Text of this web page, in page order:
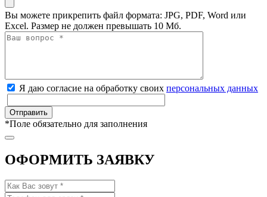
Вы можете прикрепить файл формата: JPG, PDF, Word или
Excel. Размер не должен превышать 10 Мб.
Я даю согласие на обработку своих персональных данных
*Поле обязательно для заполнения
ОФОРМИТЬ ЗАЯВКУ